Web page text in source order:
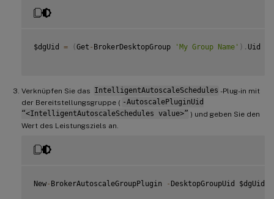
$dgUid = (Get - BrokerDesktopGroup 'My Group Name' ) . Uid
Verknüpfen Sie das IntelligentAutoscaleSchedules -Plug-in mit
der Bereitstellungsgruppe ( -AutoscalePluginUid
“<IntelligentAutoscaleSchedules value>” ) und geben Sie den
Wert des Leistungsziels an.
New- BrokerAutoscaleGroupPlugin -DesktopGroupUid $dgUid